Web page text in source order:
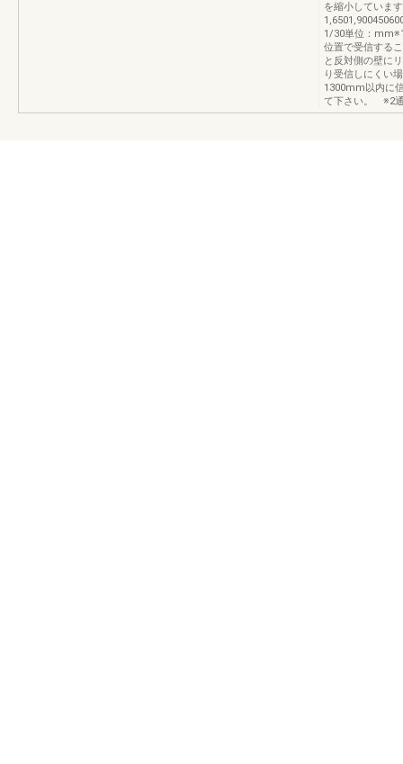
を縮小していま
1/30単位：
位置で受信する
と反対側の壁に
り受信しにくい
1300mm以内に
て下さい。 ※2通